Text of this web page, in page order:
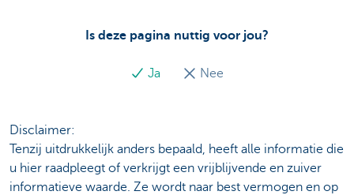
Is deze pagina nuttig voor jou?
Ja Nee
Disclaimer:
Tenzij uitdrukkelijk anders bepaald, heeft alle informatie die
u hier raadpleegt of verkrijgt een vrijblijvende en zuiver
informatieve waarde. Ze wordt naar best vermogen en op